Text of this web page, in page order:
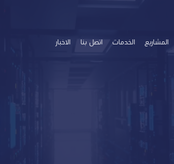
المشاريع الخدمات اتصل بنا الاخبار